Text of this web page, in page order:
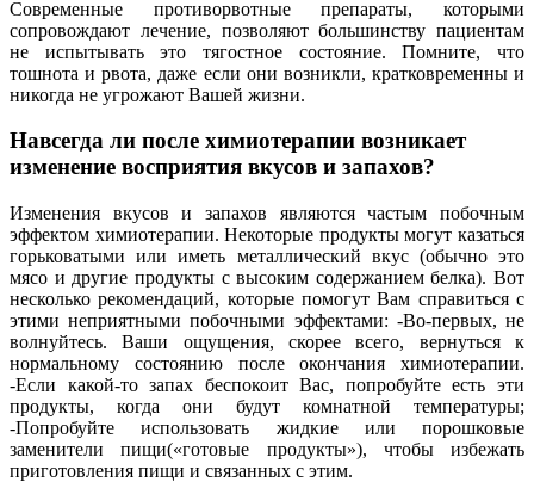
Современные противорвотные препараты, которыми
сопровождают лечение, позволяют большинству пациентам
не испытывать это тягостное состояние. Помните, что
тошнота и рвота, даже если они возникли, кратковременны и
никогда не угрожают Вашей жизни.
Навсегда ли после химиотерапии возникает
изменение восприятия вкусов и запахов?
Изменения вкусов и запахов являются частым побочным
эффектом химиотерапии. Некоторые продукты могут казаться
горьковатыми или иметь металлический вкус (обычно это
мясо и другие продукты с высоким содержанием белка). Вот
несколько рекомендаций, которые помогут Вам справиться с
этими неприятными побочными эффектами: -Во-первых, не
волнуйтесь. Ваши ощущения, скорее всего, вернуться к
нормальному состоянию после окончания химиотерапии.
-Если какой-то запах беспокоит Вас, попробуйте есть эти
продукты, когда они будут комнатной температуры;
-Попробуйте использовать жидкие или порошковые
заменители пищи(«готовые продукты»), чтобы избежать
приготовления пищи и связанных с этим.